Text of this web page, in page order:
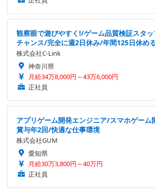
観察眼で遊びやすく!/ゲーム品質検証スタ
チャンス/完全に週2日休み/年間125日休め
株式会社C-Link
神奈川県
月給34万8,000円～43万6,000円
正社員
アプリゲーム開発エンジニア/スマホゲー
賞与年2回/快適な仕事環境
株式会社GUM
愛知県
月給30万3,800円～40万円
正社員